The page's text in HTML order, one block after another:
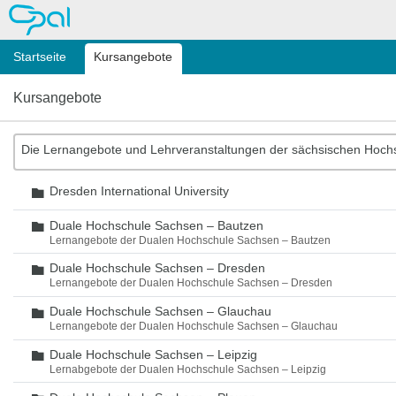
OPAL
Startseite Kursangebote
Kursangebote
Die Lernangebote und Lehrveranstaltungen der sächsischen
Ordner
Dresden International University
Ordner
Duale Hochschule Sachsen – Bautzen
Lernangebote der Dualen Hochschule Sachsen – Bautzen
Ordner
Duale Hochschule Sachsen – Dresden
Lernangebote der Dualen Hochschule Sachsen – Dresden
Ordner
Duale Hochschule Sachsen – Glauchau
Lernangebote der Dualen Hochschule Sachsen – Glauchau
Ordner
Duale Hochschule Sachsen – Leipzig
Lernabgebote der Dualen Hochschule Sachsen – Leipzig